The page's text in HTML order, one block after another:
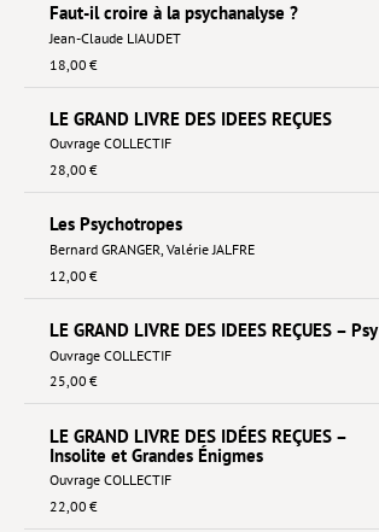
Faut-il croire à la psychanalyse ?
Jean-Claude LIAUDET
18,00 €
LE GRAND LIVRE DES IDEES REÇUES
Ouvrage COLLECTIF
28,00 €
Les Psychotropes
Bernard GRANGER Valérie JALFRE
12,00 €
LE GRAND LIVRE DES IDEES REÇUES – Psy
Ouvrage COLLECTIF
25,00 €
LE GRAND LIVRE DES IDÉES REÇUES –
Insolite et Grandes Énigmes
Ouvrage COLLECTIF
22,00 €